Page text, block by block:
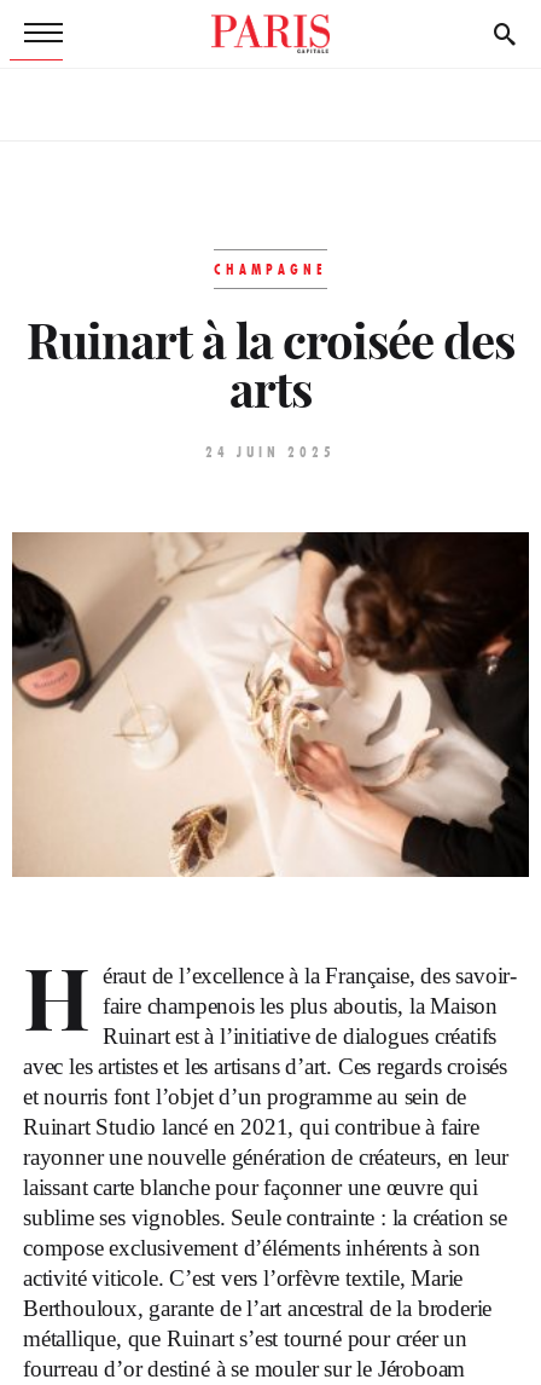
CHAMPAGNE
Ruinart à la croisée des
arts
24 JUIN 2025
H éraut de l’excellence à la Française, des savoir-
faire champenois les plus aboutis, la Maison
Ruinart est à l’initiative de dialogues créatifs
avec les artistes et les artisans d’art. Ces regards croisés
et nourris font l’objet d’un programme au sein de
Ruinart Studio lancé en 2021, qui contribue à faire
rayonner une nouvelle génération de créateurs, en leur
laissant carte blanche pour façonner une œuvre qui
sublime ses vignobles. Seule contrainte : la création se
compose exclusivement d’éléments inhérents à son
activité viticole. C’est vers l’orfèvre textile, Marie
Berthouloux, garante de l’art ancestral de la broderie
métallique, que Ruinart s’est tourné pour créer un
fourreau d’or destiné à se mouler sur le Jéroboam